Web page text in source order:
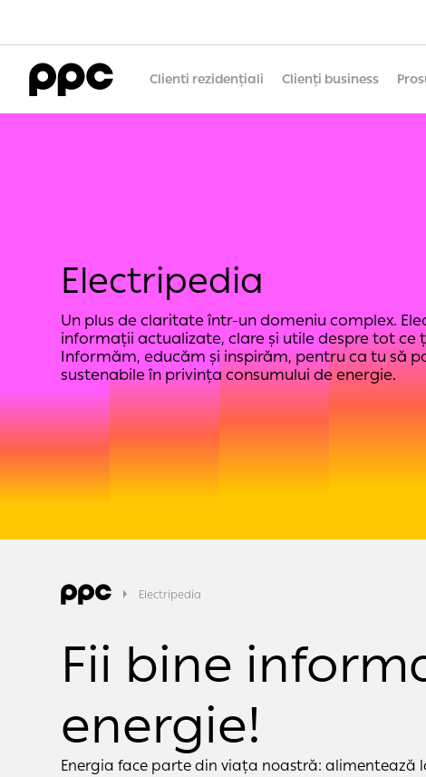
Clienti rezidențiali Clienți business
Electripedia
Un plus de claritate într-un domeniu complex.
informații actualizate, clare și utile despre tot ce
Informăm, educăm și inspirăm, pentru ca tu să
sustenabile în privința consumului de energie.
Electripedia
Fii bine
energie!
Energia face parte din viața noastră: alimentează